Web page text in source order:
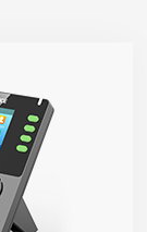
SIP线路
IPS彩...
集成PoE
/自动）